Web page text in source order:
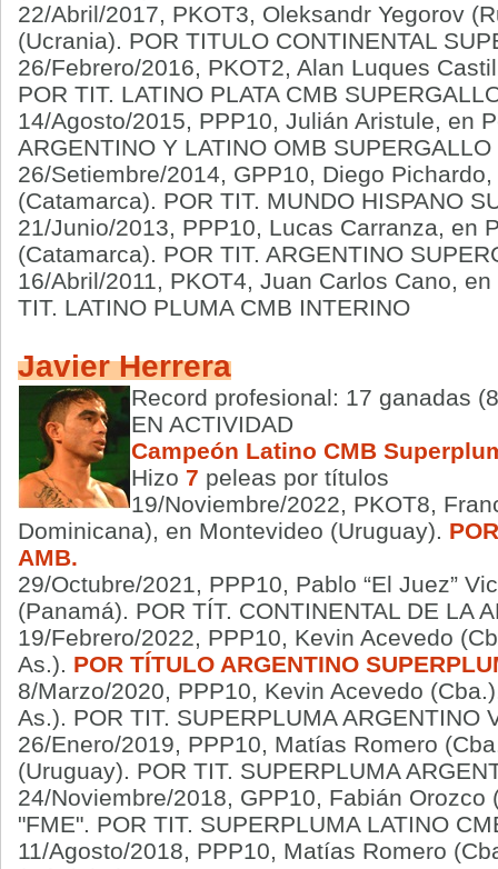
22/Abril/2017, PKOT3, Oleksandr Yegorov
(Ucrania). POR TITULO CONTINENTAL
26/Febrero/2016, PKOT2, Alan Luques
POR TIT. LATINO PLATA CMB
14/Agosto/2015, PPP10, Julián Aristule, en
ARGENTINO Y LATINO OMB SUPERGALLO
26/Setiembre/2014, GPP10, Diego
(Catamarca). POR TIT. MUNDO HISPANO
21/Junio/2013, PPP10, Lucas Carranza, en
(Catamarca). POR TIT. ARGENTINO
16/Abril/2011, PKOT4, Juan Carlos Cano,
TIT. LATINO PLUMA CMB INTERINO
Javier Herrera
Record profesional: 17 ganadas
EN ACTIVIDAD
Campeón Latino CMB
Hizo 7 peleas por títulos
19/Noviembre/2022, PKOT8,
Dominicana), en Montevideo (Uruguay).
AMB.
29/Octubre/2021, PPP10, Pablo “El Juez”
(Panamá). POR TÍT. CONTINENTAL DE LA
19/Febrero/2022, PPP10, Kevin Acevedo
As.). POR TÍTULO ARGENTINO
8/Marzo/2020, PPP10, Kevin Acevedo
As.). POR TIT. SUPERPLUMA ARGENTINO
26/Enero/2019, PPP10, Matías Romero
(Uruguay). POR TIT. SUPERPLUMA
24/Noviembre/2018, GPP10, Fabián
"FME". POR TIT. SUPERPLUMA LATINO
11/Agosto/2018, PPP10, Matías Romero